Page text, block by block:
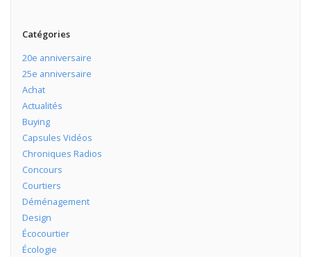
Catégories
20e anniversaire
25e anniversaire
Achat
Actualités
Buying
Capsules Vidéos
Chroniques Radios
Concours
Courtiers
Déménagement
Design
Écocourtier
Écologie